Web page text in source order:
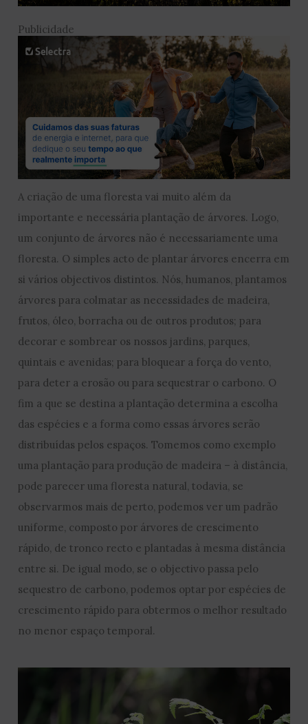
Publicidade
A criação de uma floresta vai muito além da
importante e necessária plantação de árvores. Logo,
um conjunto de árvores não é necessariamente uma
floresta. O simples acto de plantar árvores encerra em
si vários objectivos distintos. Nós, humanos, plantamos
árvores para colmatar as necessidades de madeira,
frutos, óleo, borracha ou de outros produtos; para
decorar e sombrear os nossos jardins, parques,
quintais e avenidas; para bloquear a força do vento,
para deter a erosão ou para sequestrar o carbono. O
fim a que se destina a plantação determina a escolha
das espécies e a forma como essas árvores serão
distribuídas pelos espaços. Tomemos como exemplo
uma plantação para produção de madeira – à distância,
pode parecer uma floresta natural, todavia, se
observarmos mais de perto, podemos ver um padrão
uniforme, composto por árvores de crescimento
rápido, de tronco recto e plantadas à mesma distância
entre si. De igual modo, se o objectivo passa pelo
sequestro de carbono, podemos optar por espécies de
crescimento rápido para obtermos o melhor resultado
no menor espaço temporal.